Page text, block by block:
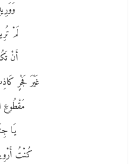
لَمْ
أَنْ
غَيْرَ فَجْرٍ
مَقْطُوعِ
يَا
كُنْتُ